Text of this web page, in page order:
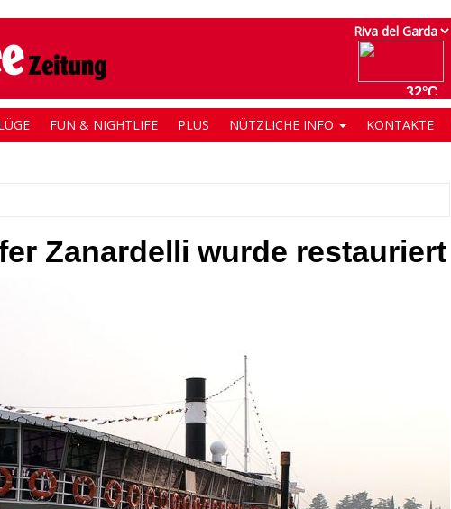
FUN & NIGHTLIFE PLUS NÜTZLICHE INFO KONTAKTE
Zanardelli wurde restauriert